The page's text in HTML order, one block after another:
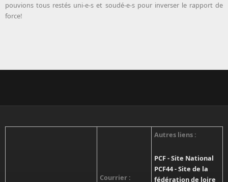
pouvions tous restés uni-e-s et soudé-e-s pour inverser le rapport de
force!
Courrier :
Autres liens :
PCF - Site National
PCF44 - Site de la
fédération de loire